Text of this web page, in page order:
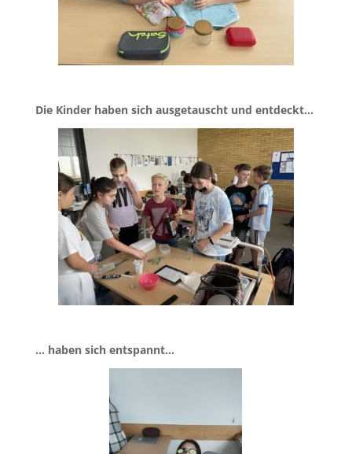
Die Kinder haben sich ausgetauscht und entdeckt…
… haben sich entspannt…